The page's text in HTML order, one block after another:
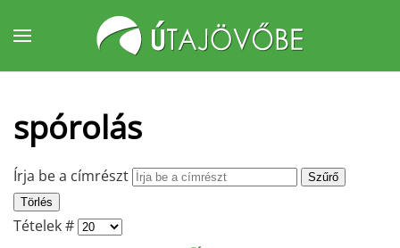
Fő tartalom átugrása
spórolás
Írja be a címrészt
Szűrő
Törlés
Tételek #